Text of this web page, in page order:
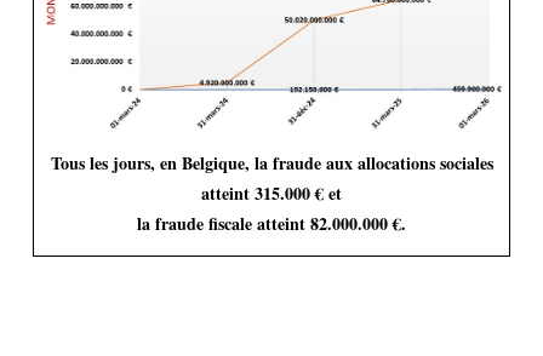
Tous les jours, en Belgique, la fraude aux allocations sociales
atteint 315.000 € et
la fraude fiscale atteint 82.000.000 €.